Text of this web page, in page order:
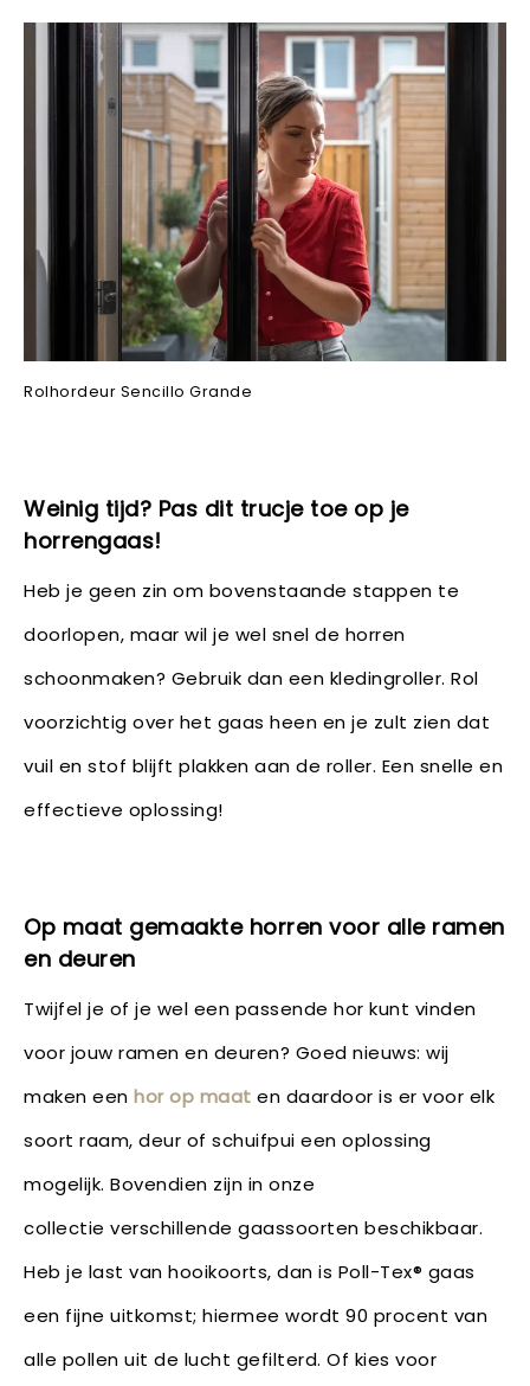
Rolhordeur Sencillo Grande
Weinig tijd? Pas dit trucje toe op je
horrengaas!
Heb je geen zin om bovenstaande stappen te
doorlopen, maar wil je wel snel de horren
schoonmaken? Gebruik dan een kledingroller. Rol
voorzichtig over het gaas heen en je zult zien dat
vuil en stof blijft plakken aan de roller. Een snelle en
effectieve oplossing!
Op maat gemaakte horren voor alle ramen
en deuren
Twijfel je of je wel een passende hor kunt vinden
voor jouw ramen en deuren? Goed nieuws: wij
maken een hor op maat en daardoor is er voor elk
soort raam, deur of schuifpui een oplossing
mogelijk. Bovendien zijn in onze
collectie verschillende gaassoorten beschikbaar.
Heb je last van hooikoorts, dan is Poll-Tex® gaas
een fijne uitkomst; hiermee wordt 90 procent van
alle pollen uit de lucht gefilterd. Of kies voor